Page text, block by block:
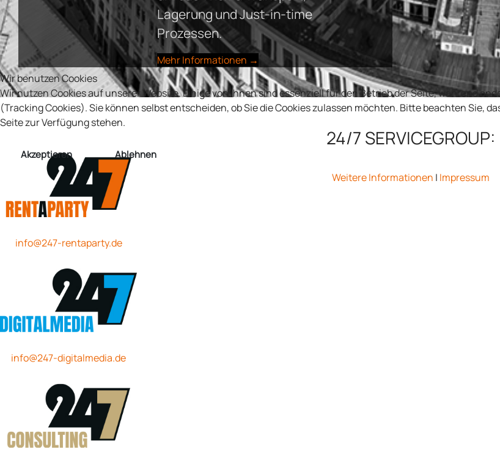
Lagerung und Just-in-time
Prozessen.
Mehr Informationen →
24/7 SERVICEGROUP:
info@247-rentaparty.de
info@247-digitalmedia.de
Wir benutzen Cookies
Wir nutzen Cookies auf unserer Website. Einige von ihnen sind essenziell für den Betrieb der Seite, während
(Tracking Cookies). Sie können selbst entscheiden, ob Sie die Cookies zulassen möchten. Bitte beachten Sie,
Seite zur Verfügung stehen.
Akzeptieren Ablehnen
Weitere Informationen | Impressum